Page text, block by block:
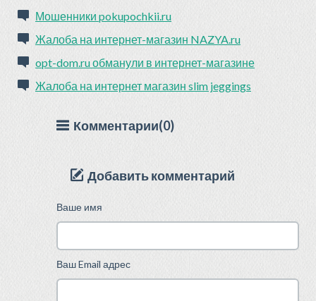
Мошенники pokupochkii.ru
Жалоба на интернет-магазин NAZYA.ru
opt-dom.ru обманули в интернет-магазине
Жалоба на интернет магазин slim jeggings
Комментарии(0)
Добавить комментарий
Ваше имя
Ваш Email адрес